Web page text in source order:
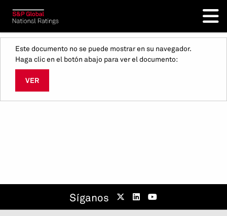
Este documento no se puede mostrar en su navegador.
Haga clic en el botón abajo para ver el documento:
VER
Síganos